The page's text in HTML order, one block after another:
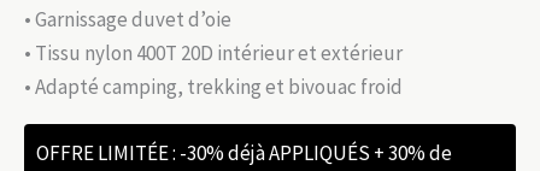
• Garnissage duvet d’oie
• Tissu nylon 400T 20D intérieur et extérieur
• Adapté camping, trekking et bivouac froid
OFFRE LIMITÉE : -30% déjà APPLIQUÉS + 30% de